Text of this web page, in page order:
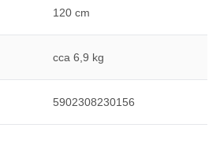
120 cm
cca 6,9 kg
5902308230156